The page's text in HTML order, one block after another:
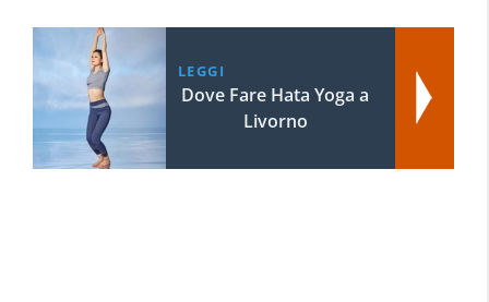
LEGGI
Dove Fare Hata Yoga a
Livorno